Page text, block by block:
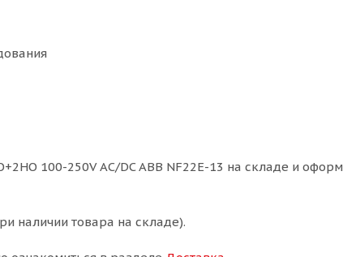
100-250V AC/DC ABB NF22E-13 на складе и
наличии товара на складе).